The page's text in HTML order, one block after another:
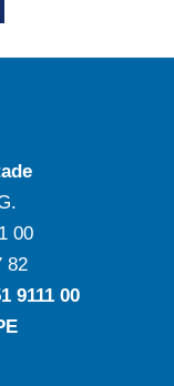
00
82
‍9111 ‍00